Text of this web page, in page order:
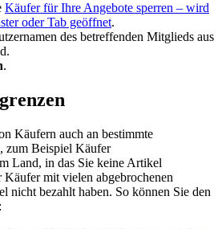
Käufer für Ihre Angebote sperren – wird
oder Tab geöffnet.
des betreffenden Mitglieds aus
.
Käufern auch an bestimmte
zum Beispiel Käufer
Land, in das Sie keine Artikel
Käufer mit vielen abgebrochenen
nicht bezahlt haben. So können Sie den